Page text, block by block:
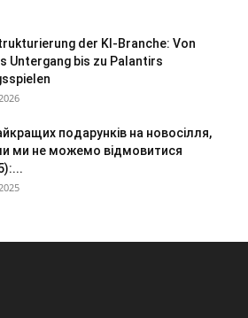
der KI-Branche: Von
Untergang bis zu Palantirs
подарунків на новосілля,
ми не можемо відмовитися